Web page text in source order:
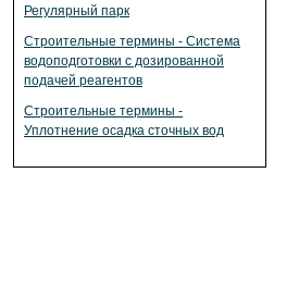
Регулярный парк
Строительные термины - Система
водоподготовки с дозированной
подачей реагентов
Строительные термины -
Уплотнение осадка сточных вод